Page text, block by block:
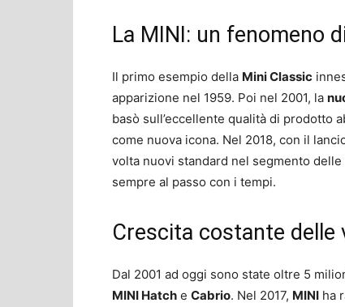
La MINI: un fenomeno
Il primo esempio della Mini Classic
apparizione nel 1959. Poi nel 2001, la
basò sull’eccellente qualità di prodotto
come nuova icona. Nel 2018, con il
volta nuovi standard nel segmento
sempre al passo con i tempi.
Crescita costante delle
Dal 2001 ad oggi sono state oltre 5
MINI Hatch e Cabrio. Nel 2017, MINI ha